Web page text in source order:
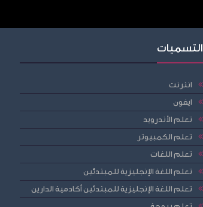
التسميات
انترنت
ايفون
تعلم الأندرويد
تعلم الكمبيوتر
تعلم اللغات
تعلم اللغة الإنجليزية للمبتدئين
تعلم اللغة الإنجليزية للمبتدئين أكادمية الدارين